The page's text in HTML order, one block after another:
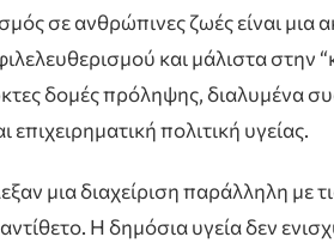
σε ανθρώπινες ζωές είναι
και μάλιστα στην
δομές πρόληψης, διαλυμένα
επιχειρηματική πολιτική υγείας.
μια διαχείριση παράλληλη με
Η δημόσια υγεία δεν